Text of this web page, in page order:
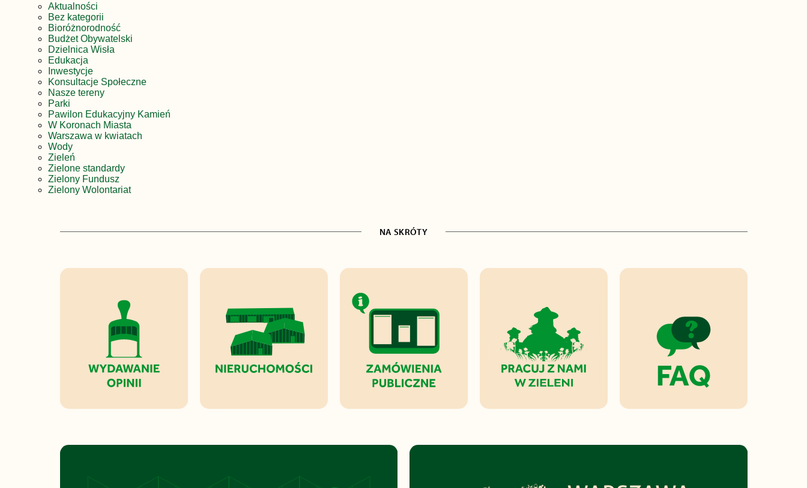
Aktualności
Bez kategorii
Bioróżnorodność
Budżet Obywatelski
Dzielnica Wisła
Edukacja
Inwestycje
Konsultacje Społeczne
Nasze tereny
Parki
Pawilon Edukacyjny Kamień
W Koronach Miasta
Warszawa w kwiatach
Wody
Zieleń
Zielone standardy
Zielony Fundusz
Zielony Wolontariat
NA SKRÓTY